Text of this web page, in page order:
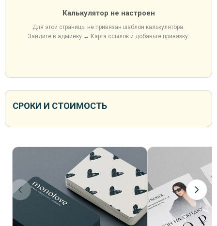
Калькулятор не настроен
Для этой страницы не привязан шаблон калькулятора.
Зайдите в админку → Карта ссылок и добавьте привязку.
СРОКИ И СТОИМОСТЬ